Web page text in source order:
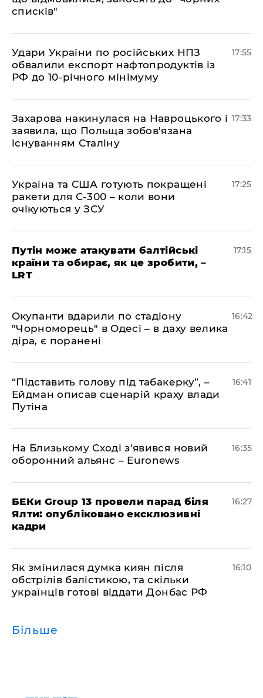
списків"
​Удари України по російських НПЗ
обвалили експорт нафтопродуктів із
РФ до 10-річного мінімуму
17:55
​Захарова накинулася на Навроцького і
заявила, що Польща зобов'язана
існуванням Сталіну
17:33
​Україна та США готують покращені
ракети для С-300 – коли вони
очікуються у ЗСУ
17:25
​Путін може атакувати балтійські
країни та обирає, як це зробити, –
LRT
17:15
​Окупанти вдарили по стадіону
"Чорноморець" в Одесі – в даху велика
діра, є поранені
16:42
​“Підставить голову під табакерку”, –
Ейдман описав сценарій краху влади
Путіна
16:41
На Близькому Сході з'явився новий
оборонний альянс – Euronews
16:35
БЕКи Group 13 провели парад біля
Ялти: опубліковано ексклюзивні
кадри
16:27
Як змінилася думка киян після
обстрілів балістикою, та скільки
українців готові віддати Донбас РФ
16:10
Більше